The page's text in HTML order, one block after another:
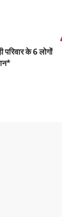
परिवार के 6 लोगों